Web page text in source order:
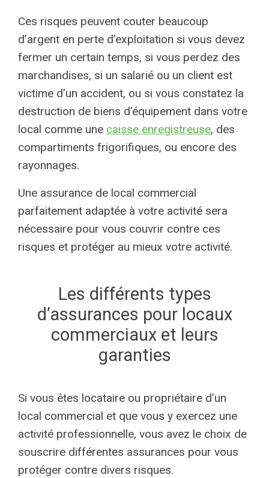
Ces risques peuvent couter beaucoup
d’argent en perte d’exploitation si vous devez
fermer un certain temps, si vous perdez des
marchandises, si un salarié ou un client est
victime d’un accident, ou si vous constatez la
destruction de biens d’équipement dans votre
local comme une caisse enregistreuse, des
compartiments frigorifiques, ou encore des
rayonnages.
Une assurance de local commercial
parfaitement adaptée à votre activité sera
nécessaire pour vous couvrir contre ces
risques et protéger au mieux votre activité.
Les différents types
d’assurances pour locaux
commerciaux et leurs
garanties
Si vous êtes locataire ou propriétaire d’un
local commercial et que vous y exercez une
activité professionnelle, vous avez le choix de
souscrire différentes assurances pour vous
protéger contre divers risques.